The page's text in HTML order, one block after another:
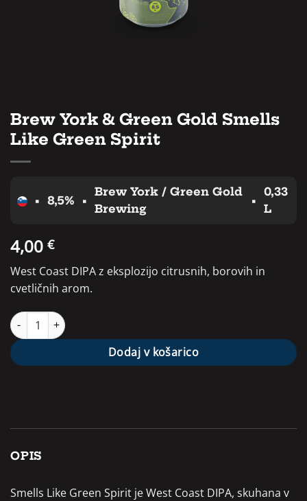
Brew York & Green Gold Smells
Like Green Spirit
• 8,5% •
Brew York / Green Gold
Brewing
•
0,33
L
4,00 €
West Coast DIPA z eksplozijo citrusnih, borovih in
cvetličnih arom.
Brew York & Green Gold Smells Like Green Spirit količina
Dodaj v košarico
OPIS
Smells Like Green Spirit je West Coast DIPA, skuhana v